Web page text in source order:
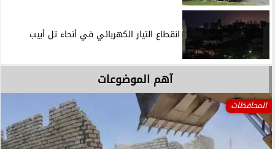
انقطاع التيار الكهربائي في أنحاء تل أبيب
آهم الموضوعات
المحافظات